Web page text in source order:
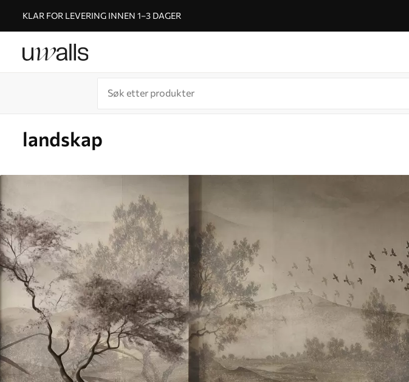
KLAR FOR LEVERING INNEN 1–3 DAGER
landskap